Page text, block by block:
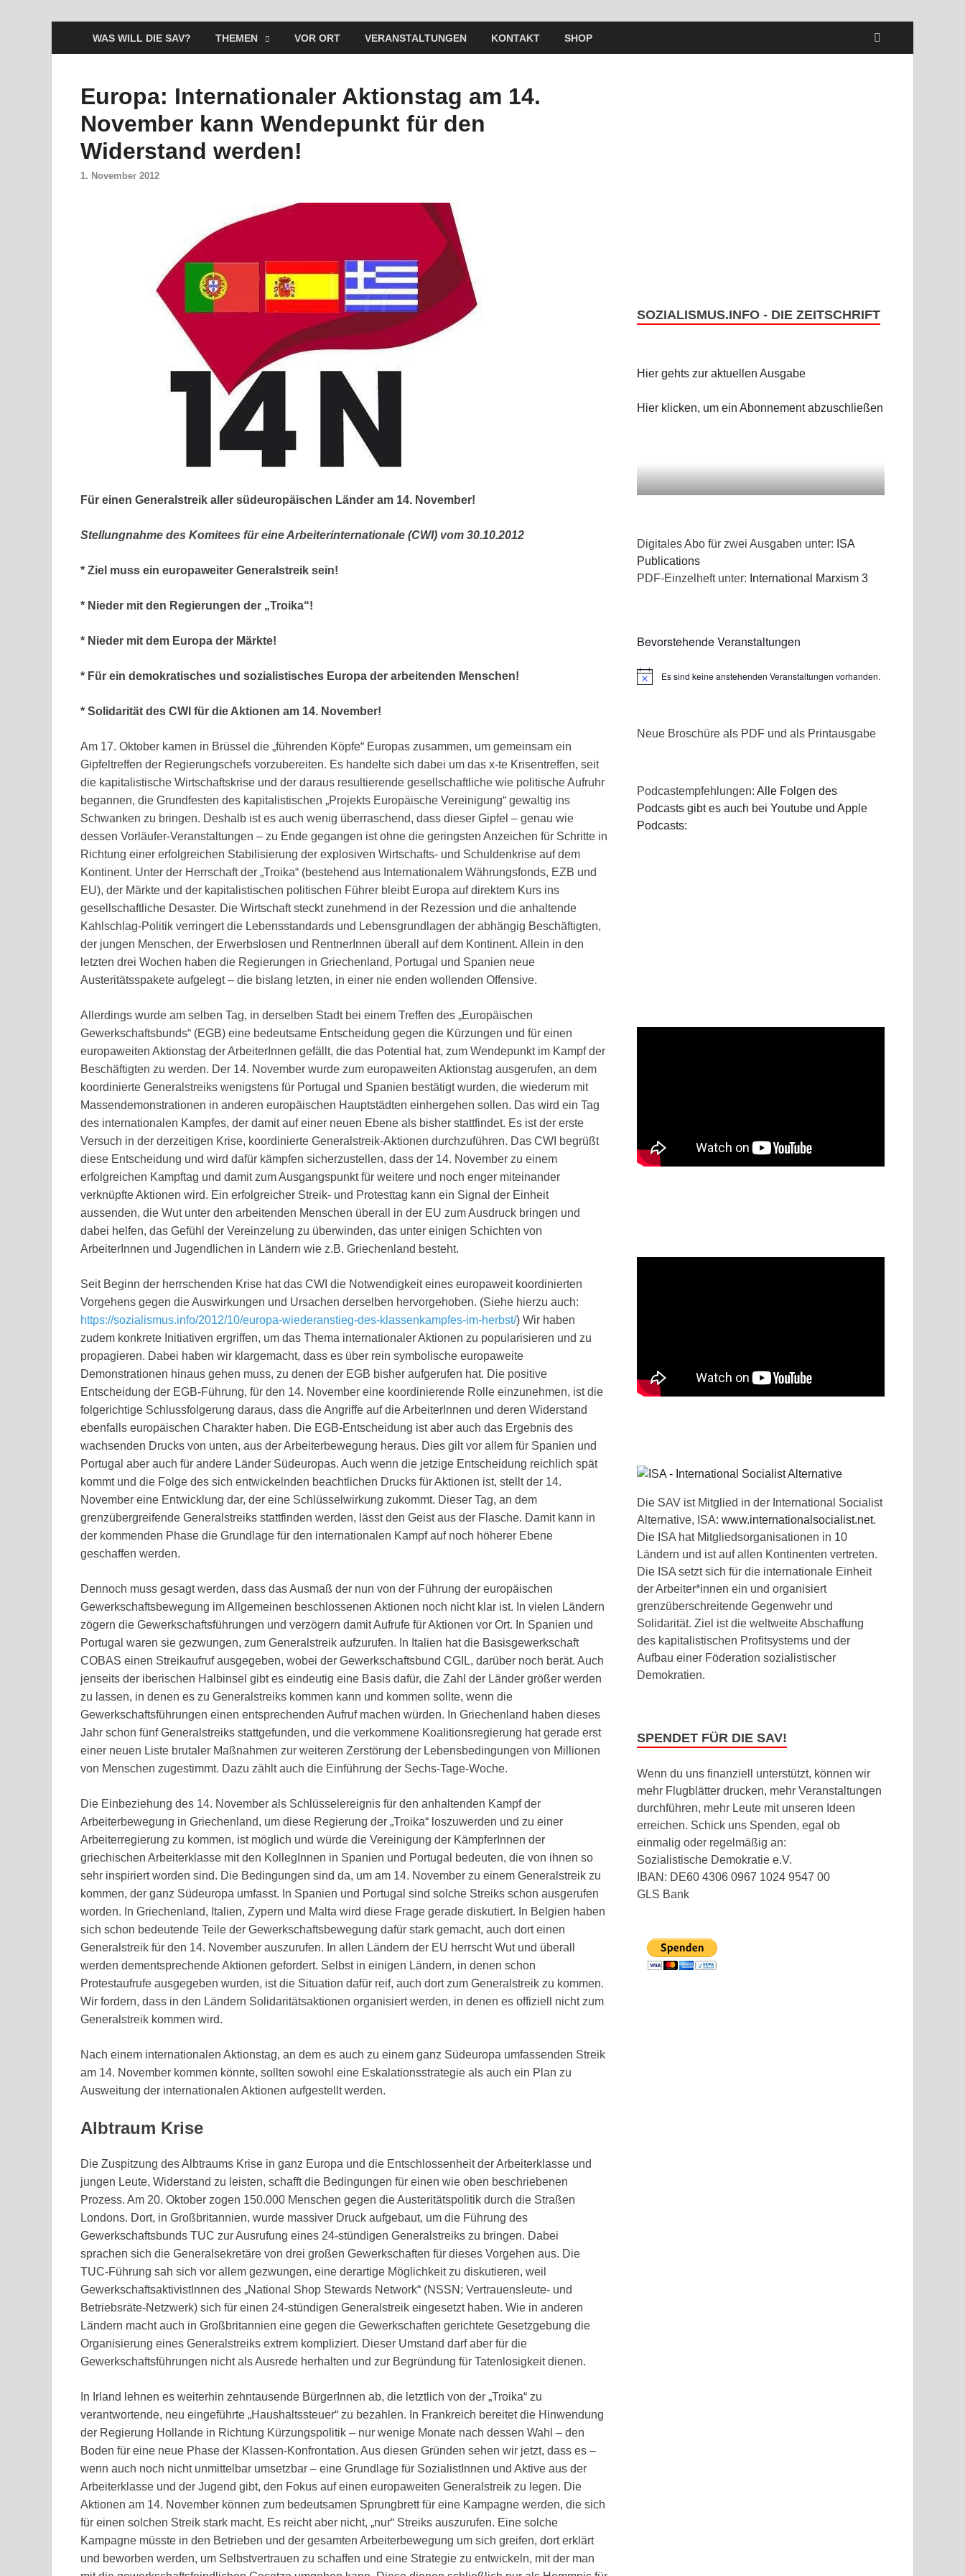
WAS WILL DIE SAV? THEMEN VOR ORT VERANSTALTUNGEN KONTAKT SHOP
Europa: Internationaler Aktionstag am 14.
November kann Wendepunkt für den
Widerstand werden!
1. November 2012
Für einen Generalstreik aller südeuropäischen Länder am 14. November!
Stellungnahme des Komitees für eine Arbeiterinternationale (CWI) vom 30.10.2012
* Ziel muss ein europaweiter Generalstreik sein!
* Nieder mit den Regierungen der „Troika“!
* Nieder mit dem Europa der Märkte!
* Für ein demokratisches und sozialistisches Europa der arbeitenden Menschen!
* Solidarität des CWI für die Aktionen am 14. November!
Am 17. Oktober kamen in Brüssel die „führenden Köpfe“ Europas zusammen, um gemeinsam ein
Gipfeltreffen der Regierungschefs vorzubereiten. Es handelte sich dabei um das x-te Krisentreffen, seit
die kapitalistische Wirtschaftskrise und der daraus resultierende gesellschaftliche wie politische Aufruhr
begannen, die Grundfesten des kapitalistischen „Projekts Europäische Vereinigung“ gewaltig ins
Schwanken zu bringen. Deshalb ist es auch wenig überraschend, dass dieser Gipfel – genau wie
dessen Vorläufer-Veranstaltungen – zu Ende gegangen ist ohne die geringsten Anzeichen für Schritte in
Richtung einer erfolgreichen Stabilisierung der explosiven Wirtschafts- und Schuldenkrise auf dem
Kontinent. Unter der Herrschaft der „Troika“ (bestehend aus Internationalem Währungsfonds, EZB und
EU), der Märkte und der kapitalistischen politischen Führer bleibt Europa auf direktem Kurs ins
gesellschaftliche Desaster. Die Wirtschaft steckt zunehmend in der Rezession und die anhaltende
Kahlschlag-Politik verringert die Lebensstandards und Lebensgrundlagen der abhängig Beschäftigten,
der jungen Menschen, der Erwerbslosen und RentnerInnen überall auf dem Kontinent. Allein in den
letzten drei Wochen haben die Regierungen in Griechenland, Portugal und Spanien neue
Austeritätsspakete aufgelegt – die bislang letzten, in einer nie enden wollenden Offensive.
Allerdings wurde am selben Tag, in derselben Stadt bei einem Treffen des „Europäischen
Gewerkschaftsbunds“ (EGB) eine bedeutsame Entscheidung gegen die Kürzungen und für einen
europaweiten Aktionstag der ArbeiterInnen gefällt, die das Potential hat, zum Wendepunkt im Kampf der
Beschäftigten zu werden. Der 14. November wurde zum europaweiten Aktionstag ausgerufen, an dem
koordinierte Generalstreiks wenigstens für Portugal und Spanien bestätigt wurden, die wiederum mit
Massendemonstrationen in anderen europäischen Hauptstädten einhergehen sollen. Das wird ein Tag
des internationalen Kampfes, der damit auf einer neuen Ebene als bisher stattfindet. Es ist der erste
Versuch in der derzeitigen Krise, koordinierte Generalstreik-Aktionen durchzuführen. Das CWI begrüßt
diese Entscheidung und wird dafür kämpfen sicherzustellen, dass der 14. November zu einem
erfolgreichen Kampftag und damit zum Ausgangspunkt für weitere und noch enger miteinander
verknüpfte Aktionen wird. Ein erfolgreicher Streik- und Protesttag kann ein Signal der Einheit
aussenden, die Wut unter den arbeitenden Menschen überall in der EU zum Ausdruck bringen und
dabei helfen, das Gefühl der Vereinzelung zu überwinden, das unter einigen Schichten von
ArbeiterInnen und Jugendlichen in Ländern wie z.B. Griechenland besteht.
Seit Beginn der herrschenden Krise hat das CWI die Notwendigkeit eines europaweit koordinierten
Vorgehens gegen die Auswirkungen und Ursachen derselben hervorgehoben. (Siehe hierzu auch:
https://sozialismus.info/2012/10/europa-wiederanstieg-des-klassenkampfes-im-herbst/) Wir haben
zudem konkrete Initiativen ergriffen, um das Thema internationaler Aktionen zu popularisieren und zu
propagieren. Dabei haben wir klargemacht, dass es über rein symbolische europaweite
Demonstrationen hinaus gehen muss, zu denen der EGB bisher aufgerufen hat. Die positive
Entscheidung der EGB-Führung, für den 14. November eine koordinierende Rolle einzunehmen, ist die
folgerichtige Schlussfolgerung daraus, dass die Angriffe auf die ArbeiterInnen und deren Widerstand
ebenfalls europäischen Charakter haben. Die EGB-Entscheidung ist aber auch das Ergebnis des
wachsenden Drucks von unten, aus der Arbeiterbewegung heraus. Dies gilt vor allem für Spanien und
Portugal aber auch für andere Länder Südeuropas. Auch wenn die jetzige Entscheidung reichlich spät
kommt und die Folge des sich entwickelnden beachtlichen Drucks für Aktionen ist, stellt der 14.
November eine Entwicklung dar, der eine Schlüsselwirkung zukommt. Dieser Tag, an dem
grenzübergreifende Generalstreiks stattfinden werden, lässt den Geist aus der Flasche. Damit kann in
der kommenden Phase die Grundlage für den internationalen Kampf auf noch höherer Ebene
geschaffen werden.
Dennoch muss gesagt werden, dass das Ausmaß der nun von der Führung der europäischen
Gewerkschaftsbewegung im Allgemeinen beschlossenen Aktionen noch nicht klar ist. In vielen Ländern
zögern die Gewerkschaftsführungen und verzögern damit Aufrufe für Aktionen vor Ort. In Spanien und
Portugal waren sie gezwungen, zum Generalstreik aufzurufen. In Italien hat die Basisgewerkschaft
COBAS einen Streikaufruf ausgegeben, wobei der Gewerkschaftsbund CGIL, darüber noch berät. Auch
jenseits der iberischen Halbinsel gibt es eindeutig eine Basis dafür, die Zahl der Länder größer werden
zu lassen, in denen es zu Generalstreiks kommen kann und kommen sollte, wenn die
Gewerkschaftsführungen einen entsprechenden Aufruf machen würden. In Griechenland haben dieses
Jahr schon fünf Generalstreiks stattgefunden, und die verkommene Koalitionsregierung hat gerade erst
einer neuen Liste brutaler Maßnahmen zur weiteren Zerstörung der Lebensbedingungen von Millionen
von Menschen zugestimmt. Dazu zählt auch die Einführung der Sechs-Tage-Woche.
Die Einbeziehung des 14. November als Schlüsselereignis für den anhaltenden Kampf der
Arbeiterbewegung in Griechenland, um diese Regierung der „Troika“ loszuwerden und zu einer
Arbeiterregierung zu kommen, ist möglich und würde die Vereinigung der KämpferInnen der
griechischen Arbeiterklasse mit den KollegInnen in Spanien und Portugal bedeuten, die von ihnen so
sehr inspiriert worden sind. Die Bedingungen sind da, um am 14. November zu einem Generalstreik zu
kommen, der ganz Südeuropa umfasst. In Spanien und Portugal sind solche Streiks schon ausgerufen
worden. In Griechenland, Italien, Zypern und Malta wird diese Frage gerade diskutiert. In Belgien haben
sich schon bedeutende Teile der Gewerkschaftsbewegung dafür stark gemacht, auch dort einen
Generalstreik für den 14. November auszurufen. In allen Ländern der EU herrscht Wut und überall
werden dementsprechende Aktionen gefordert. Selbst in einigen Ländern, in denen schon
Protestaufrufe ausgegeben wurden, ist die Situation dafür reif, auch dort zum Generalstreik zu kommen.
Wir fordern, dass in den Ländern Solidaritätsaktionen organisiert werden, in denen es offiziell nicht zum
Generalstreik kommen wird.
Nach einem internationalen Aktionstag, an dem es auch zu einem ganz Südeuropa umfassenden Streik
am 14. November kommen könnte, sollten sowohl eine Eskalationsstrategie als auch ein Plan zu
Ausweitung der internationalen Aktionen aufgestellt werden.
Albtraum Krise
Die Zuspitzung des Albtraums Krise in ganz Europa und die Entschlossenheit der Arbeiterklasse und
jungen Leute, Widerstand zu leisten, schafft die Bedingungen für einen wie oben beschriebenen
Prozess. Am 20. Oktober zogen 150.000 Menschen gegen die Austeritätspolitik durch die Straßen
Londons. Dort, in Großbritannien, wurde massiver Druck aufgebaut, um die Führung des
Gewerkschaftsbunds TUC zur Ausrufung eines 24-stündigen Generalstreiks zu bringen. Dabei
sprachen sich die Generalsekretäre von drei großen Gewerkschaften für dieses Vorgehen aus. Die
TUC-Führung sah sich vor allem gezwungen, eine derartige Möglichkeit zu diskutieren, weil
GewerkschaftsaktivistInnen des „National Shop Stewards Network“ (NSSN; Vertrauensleute- und
Betriebsräte-Netzwerk) sich für einen 24-stündigen Generalstreik eingesetzt haben. Wie in anderen
Ländern macht auch in Großbritannien eine gegen die Gewerkschaften gerichtete Gesetzgebung die
Organisierung eines Generalstreiks extrem kompliziert. Dieser Umstand darf aber für die
Gewerkschaftsführungen nicht als Ausrede herhalten und zur Begründung für Tatenlosigkeit dienen.
In Irland lehnen es weiterhin zehntausende BürgerInnen ab, die letztlich von der „Troika“ zu
verantwortende, neu eingeführte „Haushaltssteuer“ zu bezahlen. In Frankreich bereitet die Hinwendung
der Regierung Hollande in Richtung Kürzungspolitik – nur wenige Monate nach dessen Wahl – den
Boden für eine neue Phase der Klassen-Konfrontation. Aus diesen Gründen sehen wir jetzt, dass es –
wenn auch noch nicht unmittelbar umsetzbar – eine Grundlage für SozialistInnen und Aktive aus der
Arbeiterklasse und der Jugend gibt, den Fokus auf einen europaweiten Generalstreik zu legen. Die
Aktionen am 14. November können zum bedeutsamen Sprungbrett für eine Kampagne werden, die sich
für einen solchen Streik stark macht. Es reicht aber nicht, „nur“ Streiks auszurufen. Eine solche
Kampagne müsste in den Betrieben und der gesamten Arbeiterbewegung um sich greifen, dort erklärt
und beworben werden, um Selbstvertrauen zu schaffen und eine Strategie zu entwickeln, mit der man
SOZIALISMUS.INFO - DIE ZEITSCHRIFT
Hier gehts zur aktuellen Ausgabe
Hier klicken, um ein Abonnement abzuschließen
Digitales Abo für zwei Ausgaben unter: ISA
Publications
PDF-Einzelheft unter: International Marxism 3
Bevorstehende Veranstaltungen
HinweisEs sind keine anstehenden Veranstaltungen vorhanden.
Neue Broschüre als PDF und als Printausgabe
Podcastempfehlungen:Alle Folgen des
Podcasts gibt es auch bei Youtube und Apple
Podcasts:
Die SAV ist Mitglied in der International Socialist
Alternative, ISA:www.internationalsocialist.net.
Die ISA hat Mitgliedsorganisationen in 10
Ländern und ist auf allen Kontinenten vertreten.
Die ISA setzt sich für die internationale Einheit
der Arbeiter*innen ein und organisiert
grenzüberschreitende Gegenwehr und
Solidarität. Ziel ist die weltweite Abschaffung
des kapitalistischen Profitsystems und der
Aufbau einer Föderation sozialistischer
Demokratien.
SPENDET FÜR DIE SAV!
Wenn du uns finanziell unterstützt, können wir
mehr Flugblätter drucken, mehr Veranstaltungen
durchführen, mehr Leute mit unseren Ideen
erreichen. Schick uns Spenden, egal ob
einmalig oder regelmäßig an:
Sozialistische Demokratie e.V.
IBAN: DE60 4306 0967 1024 9547 00
GLS Bank